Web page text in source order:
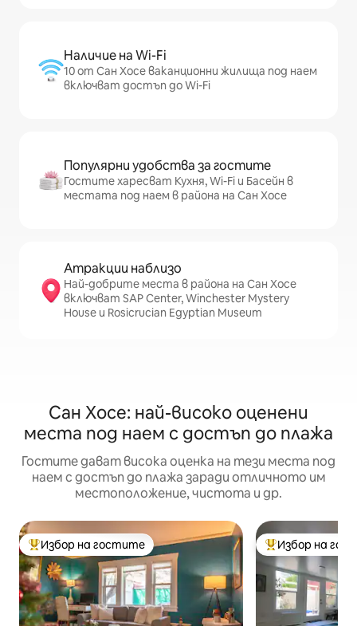
Наличие на Wi-Fi
10 от Сан Хосе ваканционни жилища под наем
включват достъп до Wi-Fi
Популярни удобства за гостите
Гостите харесват Кухня, Wi-Fi и Басейн в
местата под наем в района на Сан Хосе
Атракции наблизо
Най-добрите места в района на Сан Хосе
включват SAP Center, Winchester Mystery
House и Rosicrucian Egyptian Museum
Сан Хосе: най-високо оценени
места под наем с достъп до плажа
Гостите дават висока оценка на тези места под
наем с достъп до плажа заради отличното им
местоположение, чистота и др.
Най-популярен избор на гостите
Избор на гостите Най-популярен
Избор на